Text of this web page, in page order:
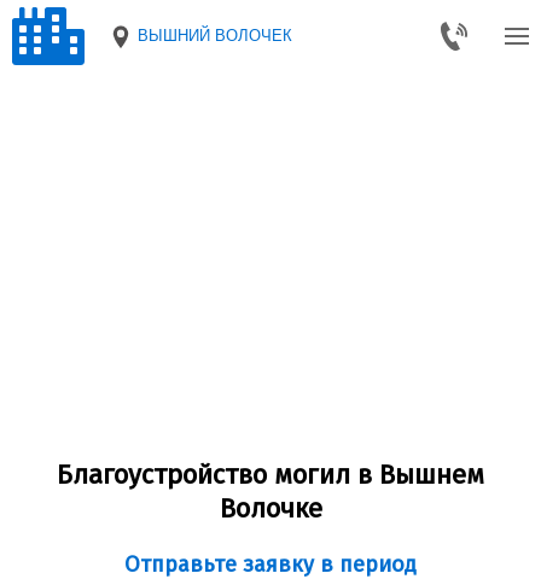
ВЫШНИЙ ВОЛОЧЕК
Благоустройство могил в Вышнем
Волочке
Отправьте заявку в период